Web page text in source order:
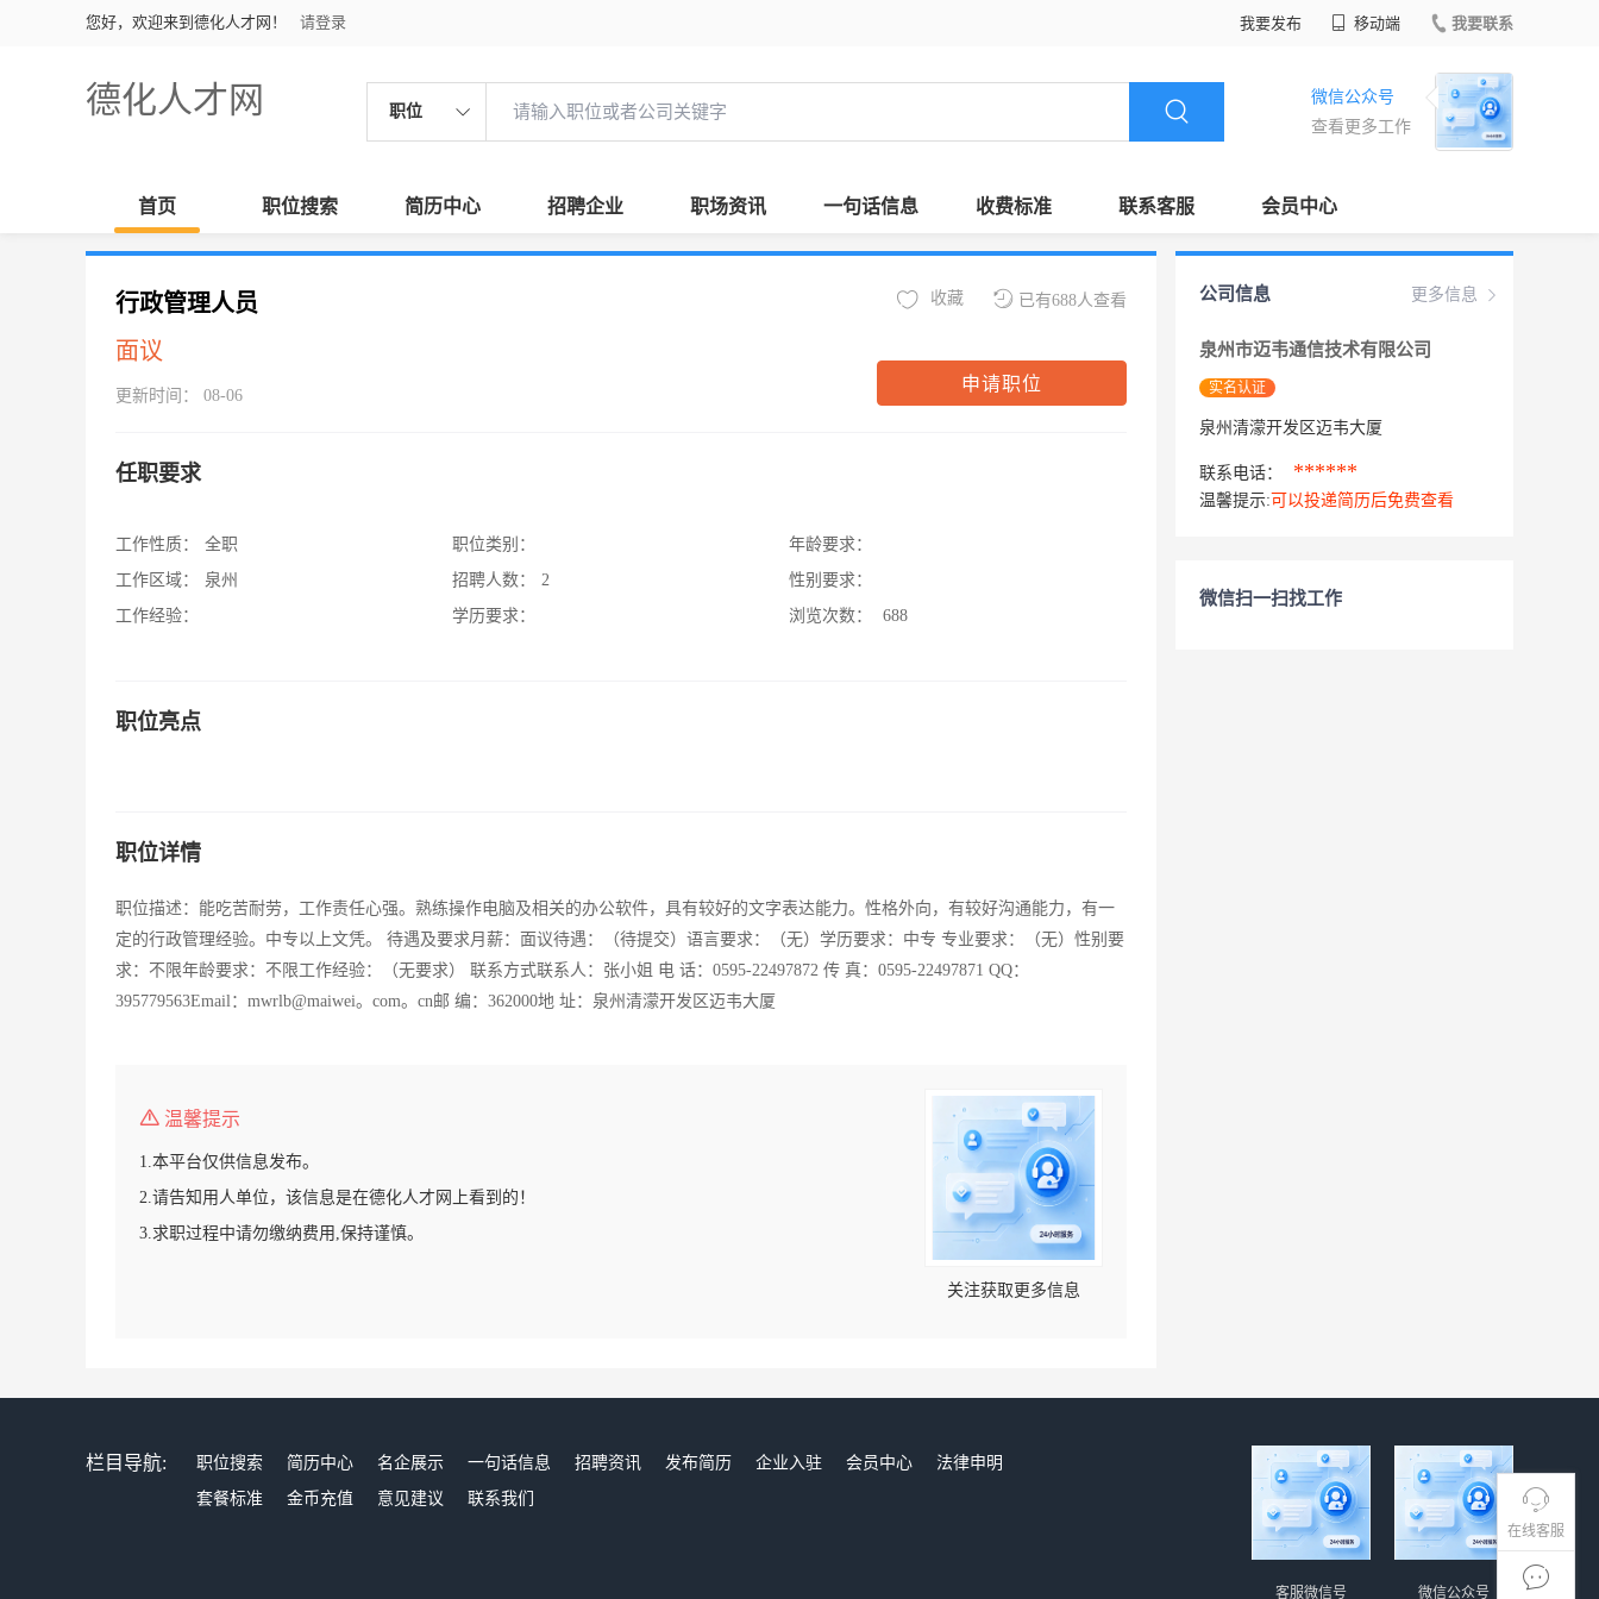
您好，欢迎来到德化人才网！ 请登录 我要发布 移动端 我要联系
德化人才网 职位
微信公众号
查看更多工作
首页 职位搜索 简历中心 招聘企业 职场资讯 一句话信息 收费标准 联系客服 会员中心
在线客服
行政管理人员
面议
更新时间： 08-06
已有688人查看
收藏
申请职位
任职要求
工作性质：
全职
工作区域：
泉州
工作经验：
职位类别：
招聘人数：
2
学历要求：
年龄要求：
性别要求：
浏览次数：
688
职位亮点
职位详情
职位描述：能吃苦耐劳，工作责任心强。熟练操作电脑及相关的办公软件，具有较好的文字表达能力。性格外向，有较好沟通能力，有一
定的行政管理经验。中专以上文凭。 待遇及要求月薪：面议待遇：（待提交）语言要求：（无）学历要求：中专 专业要求：（无）性别要
求：不限年龄要求：不限工作经验：（无要求） 联系方式联系人：张小姐 电 话：0595-22497872 传 真：0595-22497871 QQ：
395779563Email：mwrlb@maiwei。com。cn邮 编：362000地 址：泉州清濛开发区迈韦大厦
温馨提示
1.本平台仅供信息发布。
2.请告知用人单位，该信息是在德化人才网上看到的！
3.求职过程中请勿缴纳费用,保持谨慎。
关注获取更多信息
更多信息
公司信息
泉州市迈韦通信技术有限公司
实名认证
泉州清濛开发区迈韦大厦
联系电话： ******
温馨提示: 可以投递简历后免费查看
微信扫一扫找工作
栏目导航: 职位搜索 简历中心 名企展示 一句话信息 招聘资讯 发布简历 企业入驻 会员中心
法律申明
套餐标准
金币充值 意见建议 联系我们
微信公众号
客服微信号